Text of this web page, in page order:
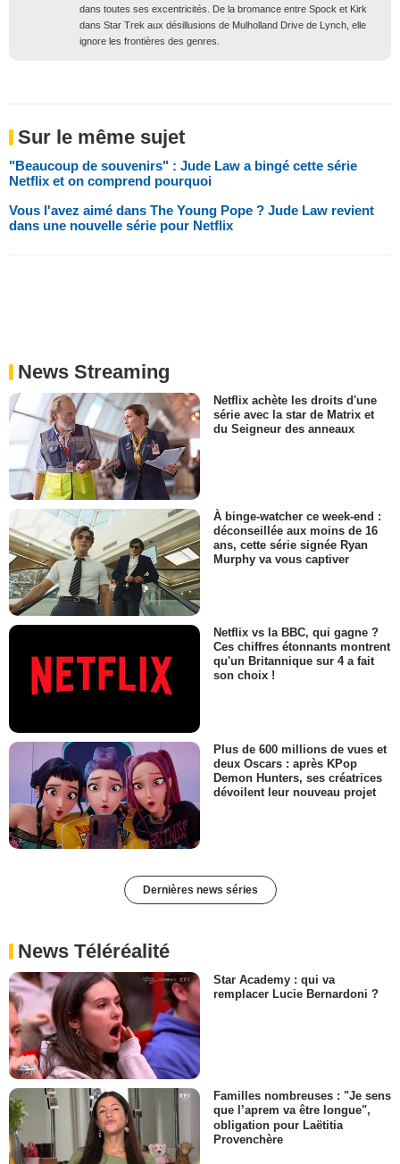
dans toutes ses excentricités. De la bromance entre Spock et Kirk
dans Star Trek aux désillusions de Mulholland Drive de Lynch, elle
ignore les frontières des genres.
Sur le même sujet
"Beaucoup de souvenirs" : Jude Law a bingé cette série
Netflix et on comprend pourquoi
Vous l'avez aimé dans The Young Pope ? Jude Law revient
dans une nouvelle série pour Netflix
News Streaming
Netflix achète les droits d'une
série avec la star de Matrix et
du Seigneur des anneaux
À binge-watcher ce week-end :
déconseillée aux moins de 16
ans, cette série signée Ryan
Murphy va vous captiver
Netflix vs la BBC, qui gagne ?
Ces chiffres étonnants montrent
qu'un Britannique sur 4 a fait
son choix !
Plus de 600 millions de vues et
deux Oscars : après KPop
Demon Hunters, ses créatrices
dévoilent leur nouveau projet
Dernières news séries
News Téléréalité
Star Academy : qui va
remplacer Lucie Bernardoni ?
Familles nombreuses : "Je sens
que l’aprem va être longue",
obligation pour Laëtitia
Provenchère